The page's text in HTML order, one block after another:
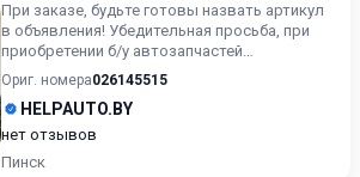
При заказе, будьте готовы назвать артикул
в объявления! Убедительная просьба, при
приобретении б/у автозапчастей
внимательно подходите к воп...
Ориг. номера026145515
HELPAUTO.BY
нет отзывов
Пинск